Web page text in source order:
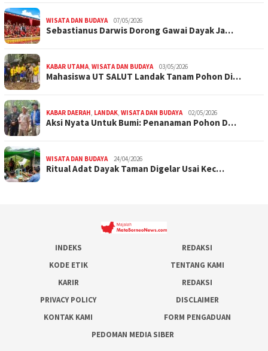
WISATA DAN BUDAYA 07/05/2026
Sebastianus Darwis Dorong Gawai Dayak Ja…
KABAR UTAMA, WISATA DAN BUDAYA 03/05/2026
Mahasiswa UT SALUT Landak Tanam Pohon Di…
KABAR DAERAH, LANDAK, WISATA DAN BUDAYA 02/05/2026
Aksi Nyata Untuk Bumi: Penanaman Pohon D…
WISATA DAN BUDAYA 24/04/2026
Ritual Adat Dayak Taman Digelar Usai Kec…
INDEKS
REDAKSI
KODE ETIK
TENTANG KAMI
KARIR
REDAKSI
PRIVACY POLICY
DISCLAIMER
KONTAK KAMI
FORM PENGADUAN
PEDOMAN MEDIA SIBER